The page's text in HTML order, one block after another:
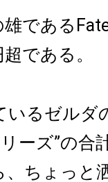
である
である。
るゼルダ
ーズ”の合
ちょっと